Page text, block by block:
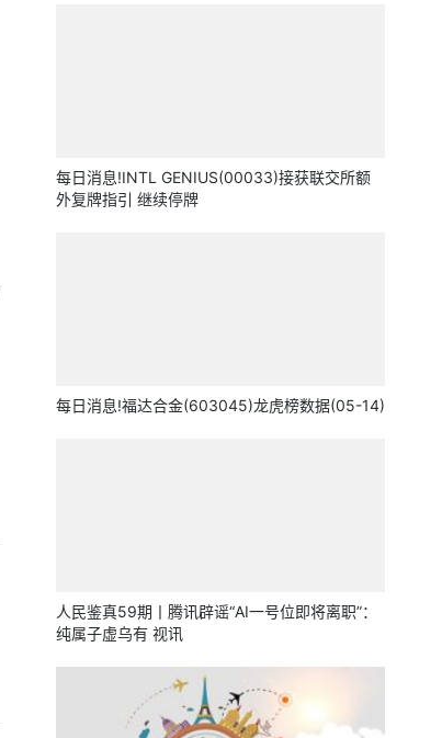
每日消息!INTL GENIUS(00033)接获联交所额
外复牌指引 继续停牌
每日消息!福达合金(603045)龙虎榜数据(05-14)
人民鉴真59期丨腾讯辟谣“AI一号位即将离职”：
纯属子虚乌有 视讯